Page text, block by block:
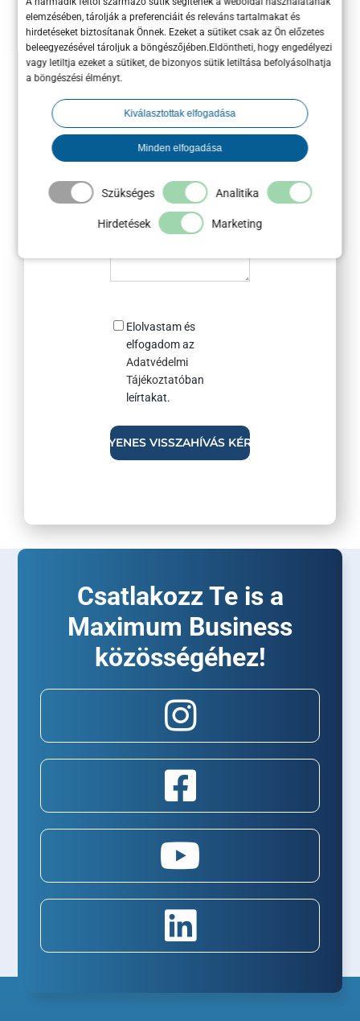
elemzésében, tárolják a preferenciáit és releváns tartalmakat és
hirdetéseket biztosítanak Önnek. Ezeket a sütiket csak az Ön előzetes
beleegyezésével tároljuk a böngészőjében.Eldöntheti, hogy engedélyezi
vagy letiltja ezeket a sütiket, de bizonyos sütik letiltása befolyásolhatja
a böngészési élményt.
Kiválasztottak elfogadása
Minden elfogadása
Szükséges Analitika
Hirdetések Marketing
500M Ft feletti
Honnan
értesültél
rólunk?
Egyéb megjegyzés
Consent
Elolvastam és
elfogadom az
Adatvédelmi
Tájékoztatóban
leírtakat.
Csatlakozz Te is a
Maximum Business
közösségéhez!